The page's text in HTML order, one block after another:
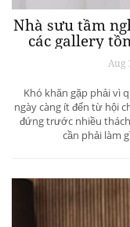
Nhà sưu tầm
các gallery
Aug
Khó khăn gặp phải vì
ngày càng ít đến từ hội
đứng trước nhiều
cần phải làm